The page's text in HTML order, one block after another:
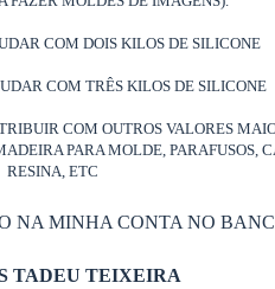
COM DOIS KILOS DE SILICONE
COM TRÊS KILOS DE SILICONE
COM OUTROS VALORES
PARA MOLDE, PARAFUSOS,
RESINA, ETC
NA MINHA CONTA NO
TADEU TEIXEIRA